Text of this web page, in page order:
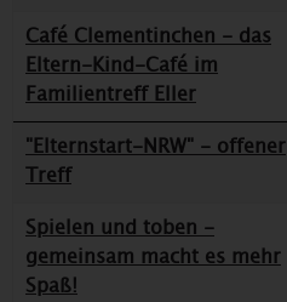
Café Clementinchen - das
Eltern-Kind-Café im
Familientreff Eller
"Elternstart-NRW" - offener
Treff
Spielen und toben -
gemeinsam macht es mehr
Spaß!